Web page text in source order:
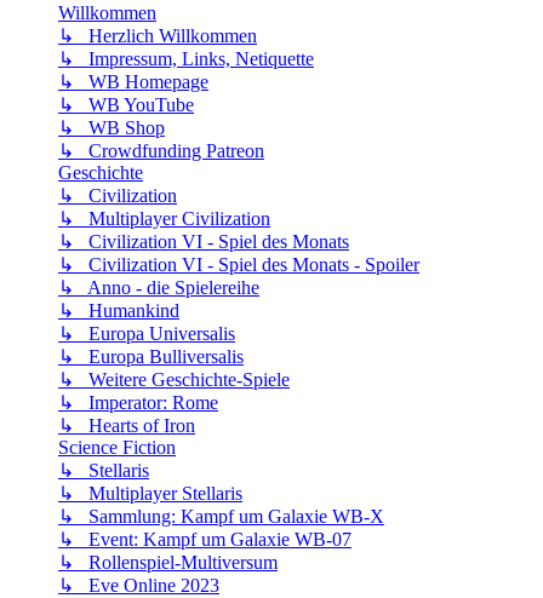
Willkommen
↳ Herzlich Willkommen
↳ Impressum, Links, Netiquette
↳ WB Homepage
↳ WB YouTube
↳ WB Shop
↳ Crowdfunding Patreon
Geschichte
↳ Civilization
↳ Multiplayer Civilization
↳ Civilization VI - Spiel des Monats
↳ Civilization VI - Spiel des Monats - Spoiler
↳ Anno - die Spielereihe
↳ Humankind
↳ Europa Universalis
↳ Europa Bulliversalis
↳ Weitere Geschichte-Spiele
↳ Imperator: Rome
↳ Hearts of Iron
Science Fiction
↳ Stellaris
↳ Multiplayer Stellaris
↳ Sammlung: Kampf um Galaxie WB-X
↳ Event: Kampf um Galaxie WB-07
↳ Rollenspiel-Multiversum
↳ Eve Online 2023